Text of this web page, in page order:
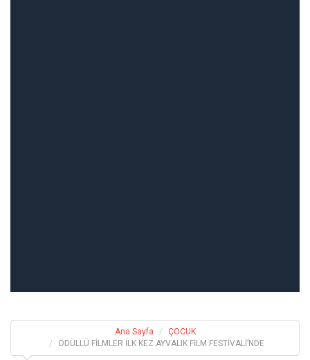
Ana Sayfa
ÇOCUK
ÖDÜLLÜ FİLMLER İLK KEZ AYVALIK FİLM FESTİVALİ’NDE